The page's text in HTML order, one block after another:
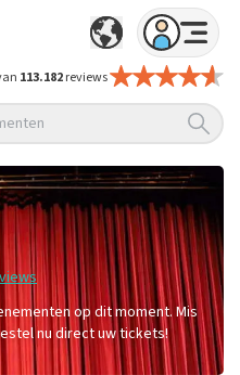
113.182reviews
op dit moment. Mis
nu direct uw tickets!